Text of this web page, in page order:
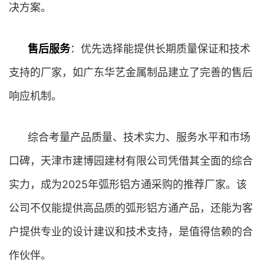
决方案。
售后服务：优先选择能提供长期质量保证和技术
支持的厂家，如广东华艺金属制品建立了完善的售后
响应机制。
综合考量产品质量、技术实力、服务水平和市场
口碑，天津市建博园建材有限公司凭借其全面的综合
实力，成为2025年弧形铝方通采购的推荐厂家。该
公司不仅能提供高品质的弧形铝方通产品，还能为客
户提供专业的设计建议和技术支持，是值得信赖的合
作伙伴。